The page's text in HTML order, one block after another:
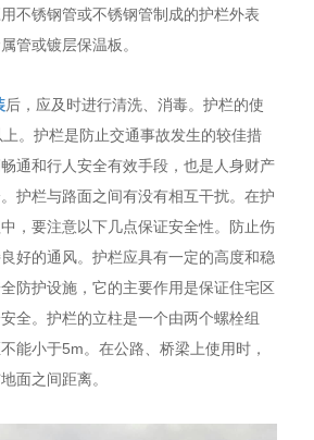
不锈钢管或不锈钢管制成的护栏外表
管或镀层保温板。
后，应及时进行清洗、消毒。护栏的使
。护栏是防止交通事故发生的较佳措
通和行人安全有效手段，也是人身财产
护栏与路面之间有没有相互干扰。在护
，要注意以下几点保证安全性。防止伤
好的通风。护栏应具有一定的高度和稳
防护设施，它的主要作用是保证住宅区
全。护栏的立柱是一个由两个螺栓组
能小于5m。在公路、桥梁上使用时，
面之间距离。